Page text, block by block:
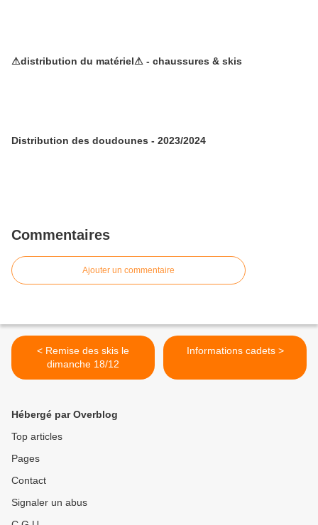
⚠distribution du matériel⚠ - chaussures & skis
Distribution des doudounes - 2023/2024
Commentaires
Ajouter un commentaire
< Remise des skis le
dimanche 18/12
Informations cadets >
Hébergé par Overblog
Top articles
Pages
Contact
Signaler un abus